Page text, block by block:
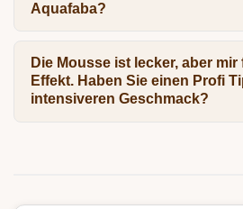
Aquafaba?
Die Mousse ist lecker, aber
Effekt. Haben Sie einen Profi
intensiveren Geschmack?